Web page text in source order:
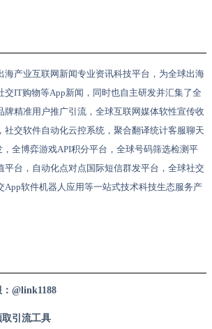
海产业互联网新闻专业资讯科技平台，为全球出海
交IT购物等App新闻，同时也自主研发并汇集了全
牌精准用户推广引流，全球互联网媒体软性宣传收
社交软件自动化云控系统，聚合翻译统计客服聊天
全博弈游戏API积分平台，全球号码筛选检测平
平台，自动化点对点国际短信群发平台，全球社交
App软件机器人应用等一站式技术科技生态服务产
@link1188
引流工具